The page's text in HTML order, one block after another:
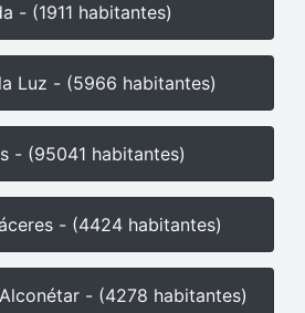
- (1911 habitantes)
Luz - (5966 habitantes)
- (95041 habitantes)
- (4424 habitantes)
- (4278 habitantes)